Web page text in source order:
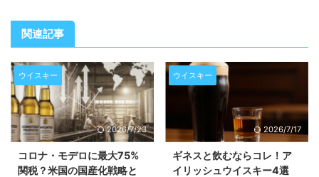
関連記事
ウイスキー
2026/7/23
コロナ・モデロに最大75%
関税？米国の国産化戦略と
ウイスキー
2026/7/17
ギネスと飲むならコレ！ア
イリッシュウイスキー4選